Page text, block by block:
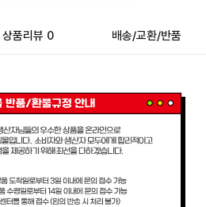
상품리뷰 0 배송/교환/반품